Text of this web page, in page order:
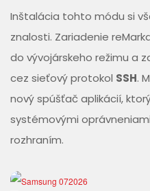
Inštalácia tohto módu si
znalosti. Zariadenie
do vývojárskeho režimu a
cez sieťový protokol SSH.
nový spúšťač aplikácií,
systémovými
rozhraním.